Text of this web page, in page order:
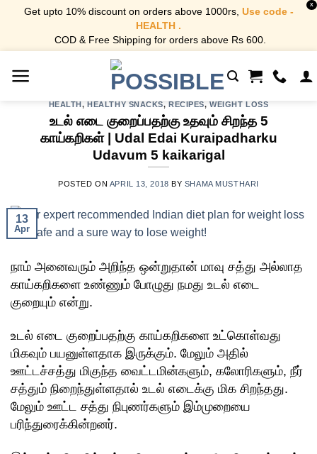
Get upto 10% discount on orders above 1000rs, Use code -
HEALTH .
COD & Free Shipping for orders above Rs 600.
X
HEALTH,HEALTHY SNACKS,RECIPES,WEIGHT LOSS
உடல் எடை குறைப்பதற்கு உதவும் சிறந்த 5
காய்கறிகள் | Udal Edai Kuraipadharku
Udavum 5 kaikarigal
POSTED ON APRIL 13, 2018 BY SHAMA MUSTHARI
13
Apr
நாம் அனைவரும் அறிந்த ஒன்றுதான் மாவு சத்து அல்லாத
காய்கறிகளை உண்ணும் போழுது நமது உடல் எடை
குறையும் என்று.
உடல் எடை குறைப்பதற்கு காய்கறிகளை உட்கொள்வது
மிகவும் பயனுள்ளதாக இருக்கும். மேலும் அதில்
ஊட்டச்சத்து மிகுந்த வைட்டமின்களும், கலோரிகளும், நீர்
சத்தும் நிறைந்துள்ளதால் உடல் எடைக்கு மிக சிறந்தது.
மேலும் ஊட்ட சத்து நிபுணர்களும் இம்முறையை
பரிந்துரைக்கின்றனர்.